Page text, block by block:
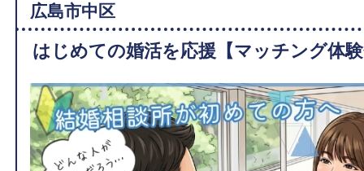
広島市中区
はじめての婚活を応援【マッチング体